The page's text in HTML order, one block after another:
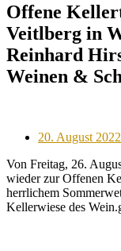
Offene
Veitlberg in
Reinhard
Weinen &
Posted
20. August 2022
Von Freitag, 26.
wieder zur Offenen
herrlichem
Kellerwiese des